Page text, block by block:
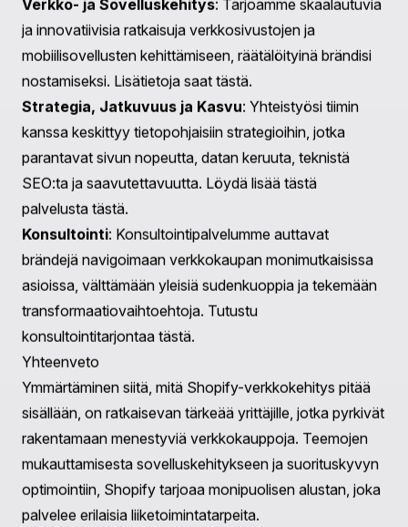
Nopeasti latautuva verkkosivusto on ratkaiseva
kävijöiden pitämiseksi. Pyri saavuttamaan optimaalinen
latausaika optimointikäyttäjän kuvien, hyödyntämällä
selaimen välimuistia ja minimoimalla HTTP-pyyntöjä.
4. Paranna Kassaprosessia
Kassaprosessin yksinkertaistaminen voi merkittävästi
vähentää ostoskorin hylkäämisasteita. Lomakkeiden
yksinkertaistaminen ja useiden maksuvaihtoehtojen
tarjoaminen voi parantaa koko ostokokemusta.
Kuinka Praella voi tukea Shopify-kehitysprosessiasi
Praella ymmärtää, että jokaisella yrityksellä on
ainutlaatuisia tarpeita Shopify-verkkokehityksessä.
Asiantuntijatiimimme on täällä opastamassa sinua
prosessin jokaisessa vaiheessa varmistaen, että
verkkokauppasi heijastaa brändiäsi ja täyttää
liiketoimintatavoitteesi.
Palvelumme
Verkko- ja Sovelluskehitys: Tarjoamme skaalautuvia
ja innovatiivisia ratkaisuja verkkosivustojen ja
mobiilisovellusten kehittämiseen, räätälöityinä brändisi
nostamiseksi. Lisätietoja saattästä.